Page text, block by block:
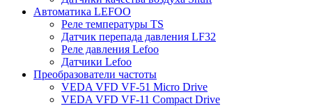
Автоматика LEFOO
Реле температуры TS
Датчик перепада давления LF32
Реле давления Lefoo
Датчики Lefoo
Преобразователи частоты
VEDA VFD VF-51 Micro Drive
VEDA VFD VF-11 Compact Drive